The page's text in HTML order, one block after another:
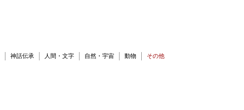
神話伝承 人間・文字 自然・宇宙 動物 その他